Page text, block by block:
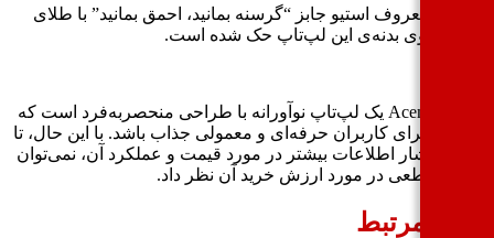
معروف استیو جابز “گرسنه بمانید، احمق بمانید” با طلای
روی بدنه‌ی این لپ‌تاپ حک شده است.
Acemagic X1 یک لپ‌تاپ نوآورانه با طراحی منحصربه‌فرد است که
برای کاربران حرفه‌ای و معمولی جذاب باشد. با این حال، تا
انتشار اطلاعات بیشتر در مورد قیمت و عملکرد آن، نمی‌توان
قطعی در مورد ارزش خرید آن نظر داد.
مرتبط